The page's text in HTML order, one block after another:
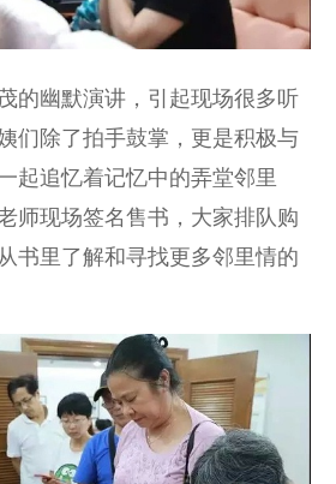
的幽默演讲，引起现场很多听
们除了拍手鼓掌，更是积极与
起追忆着记忆中的弄堂邻里
师现场签名售书，大家排队购
书里了解和寻找更多邻里情的